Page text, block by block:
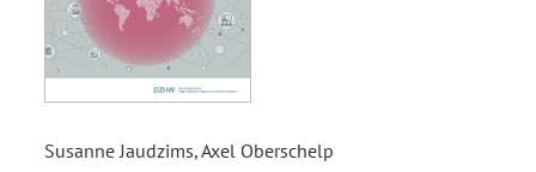
Susanne Jaudzims, Axel Oberschelp